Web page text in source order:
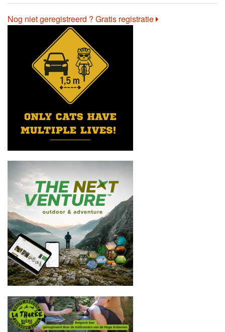
Nog niet geregistreerd ? Gratis registratie